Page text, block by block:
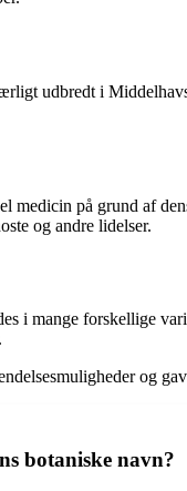
udbredt i
på grund af
og andre lidelser.
i mange forskellige
og
botaniske navn?